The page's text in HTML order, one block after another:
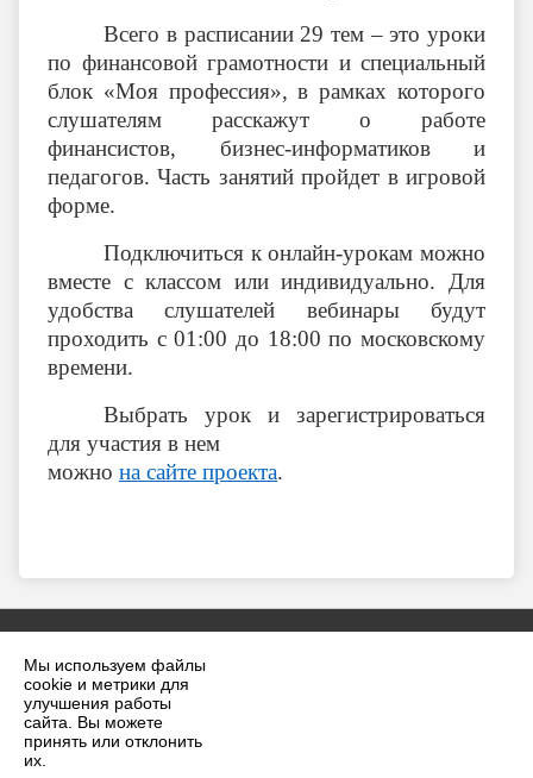
Мы используем файлы
cookie и метрики для
улучшения работы
сайта. Вы можете
принять или отклонить
их.
Всего в расписании 29 тем – это уроки
по финансовой грамотности и специальный
блок «Моя профессия», в рамках которого
слушателям расскажут о работе
финансистов, бизнес-информатиков и
педагогов. Часть занятий пройдет в игровой
форме.
Подключиться к онлайн-урокам можно
вместе с классом или индивидуально. Для
удобства слушателей вебинары будут
проходить с 01:00 до 18:00 по московскому
времени.
Выбрать урок и зарегистрироваться
для участия в нем
можно на сайте проекта.
2026 г. krilovskaya.ru
Вход